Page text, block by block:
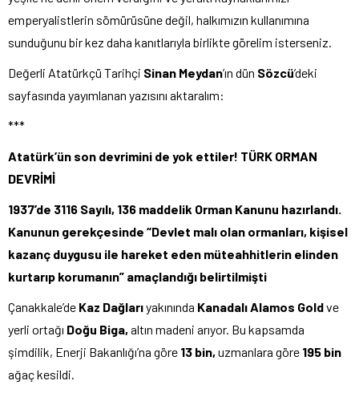
emperyalistlerin sömürüsüne değil, halkımızın kullanımına
sunduğunu bir kez daha kanıtlarıyla birlikte görelim isterseniz.
Değerli Atatürkçü Tarihçi Sinan Meydan’ın dün Sözcü’deki
sayfasında yayımlanan yazısını aktaralım:
***
Atatürk’ün son devrimini de yok ettiler! TÜRK ORMAN
DEVRİMİ
1937’de 3116 Sayılı, 136 maddelik Orman Kanunu hazırlandı.
Kanunun gerekçesinde “Devlet malı olan ormanları, kişisel
kazanç duygusu ile hareket eden müteahhitlerin elinden
kurtarıp korumanın” amaçlandığı belirtilmişti
Çanakkale’de Kaz Dağlarıyakınında Kanadalı Alamos Goldve
yerli ortağı Doğu Biga, altın madeni arıyor. Bu kapsamda
şimdilik, Enerji Bakanlığı’na göre 13 bin, uzmanlara göre 195 bin
ağaç kesildi.